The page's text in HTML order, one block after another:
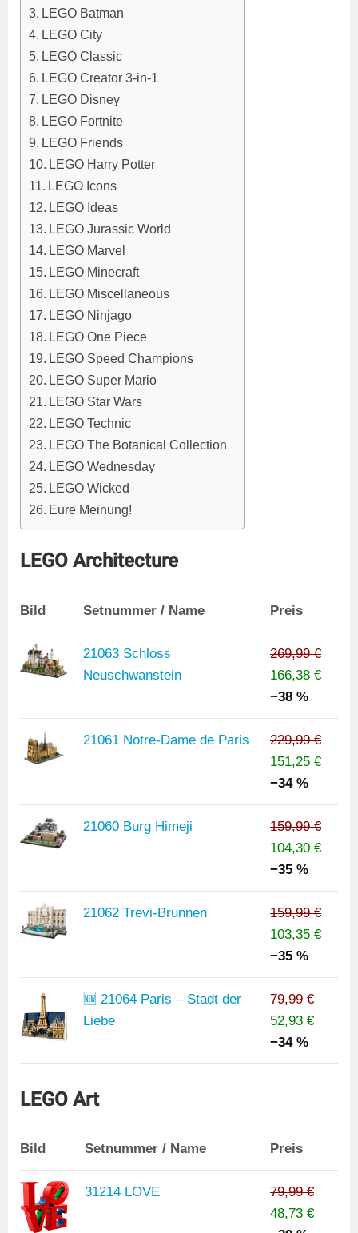
LEGO Batman
LEGO City
LEGO Classic
LEGO Creator 3-in-1
LEGO Disney
LEGO Fortnite
LEGO Friends
LEGO Harry Potter
LEGO Icons
LEGO Ideas
LEGO Jurassic World
LEGO Marvel
LEGO Minecraft
LEGO Miscellaneous
LEGO Ninjago
LEGO One Piece
LEGO Speed Champions
LEGO Super Mario
LEGO Star Wars
LEGO Technic
LEGO The Botanical Collection
LEGO Wednesday
LEGO Wicked
Eure Meinung!
LEGO Architecture
Bild Setnummer / Name Preis
21063 Schloss
Neuschwanstein
269,99 €
166,38 €
−38 %
21061 Notre-Dame de Paris
229,99 €
151,25 €
−34 %
21060 Burg Himeji
159,99 €
104,30 €
−35 %
21062 Trevi-Brunnen
159,99 €
103,35 €
−35 %
🆕 21064 Paris – Stadt der
Liebe
79,99 €
52,93 €
−34 %
LEGO Art
Bild Setnummer / Name Preis
31214 LOVE
79,99 €
48,73 €